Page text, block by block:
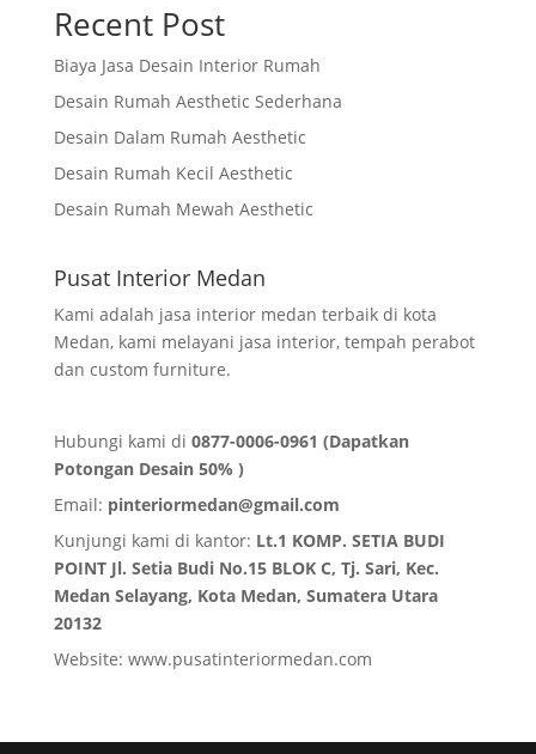
Recent Post
Biaya Jasa Desain Interior Rumah
Desain Rumah Aesthetic Sederhana
Desain Dalam Rumah Aesthetic
Desain Rumah Kecil Aesthetic
Desain Rumah Mewah Aesthetic
Pusat Interior Medan
Kami adalah jasa interior medan terbaik di kota
Medan, kami melayani jasa interior, tempah perabot
dan custom furniture.
Hubungi kami di 0877-0006-0961 (Dapatkan
Potongan Desain 50% )
Email: pinteriormedan@gmail.com
Kunjungi kami di kantor: Lt.1 KOMP. SETIA BUDI
POINT Jl. Setia Budi No.15 BLOK C, Tj. Sari, Kec.
Medan Selayang, Kota Medan, Sumatera Utara
20132
Website: www.pusatinteriormedan.com